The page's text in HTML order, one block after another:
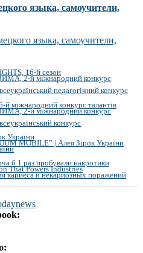
языка, самоучители,
16-й сезон
2-й міжнародний конкурс
педагогічний конкурс
міжнародний конкурс талантів
2-й міжнародний конкурс
конкурс
України
MOBILE” | Алея Зірок України
б 1 раз пробували накротики
That Powers Industries
кариеса и некариозных поражений